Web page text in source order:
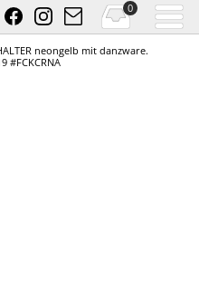
0
neongelb mit danzware.
#FCKCRNA